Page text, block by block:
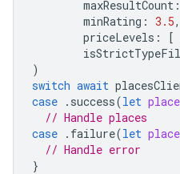
maxResultCount :
minRating : 3.5,
priceLevels : [
)
switch await
case . success(let
// Handle places
case . failure(let
// Handle error
}